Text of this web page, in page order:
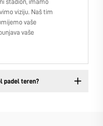
stadion, imamo
viziju. Naš tim
vaše
vaše
padel teren?